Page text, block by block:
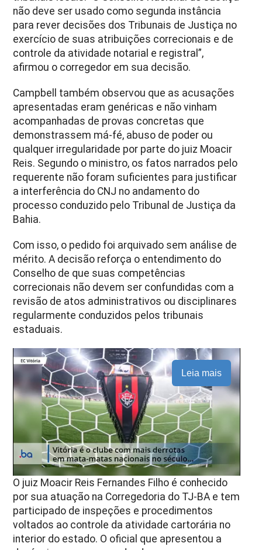
não deve ser usado como segunda instância
para rever decisões dos Tribunais de Justiça no
exercício de suas atribuições correcionais e de
controle da atividade notarial e registral”,
afirmou o corregedor em sua decisão.
Campbell também observou que as acusações
apresentadas eram genéricas e não vinham
acompanhadas de provas concretas que
demonstrassem má-fé, abuso de poder ou
qualquer irregularidade por parte do juiz Moacir
Reis. Segundo o ministro, os fatos narrados pelo
requerente não foram suficientes para justificar
a interferência do CNJ no andamento do
processo conduzido pelo Tribunal de Justiça da
Bahia.
Com isso, o pedido foi arquivado sem análise de
mérito. A decisão reforça o entendimento do
Conselho de que suas competências
correcionais não devem ser confundidas com a
revisão de atos administrativos ou disciplinares
regularmente conduzidos pelos tribunais
estaduais.
Leia mais
O juiz Moacir Reis Fernandes Filho é conhecido
por sua atuação na Corregedoria do TJ-BA e tem
participado de inspeções e procedimentos
voltados ao controle da atividade cartorária no
interior do estado. O oficial que apresentou a